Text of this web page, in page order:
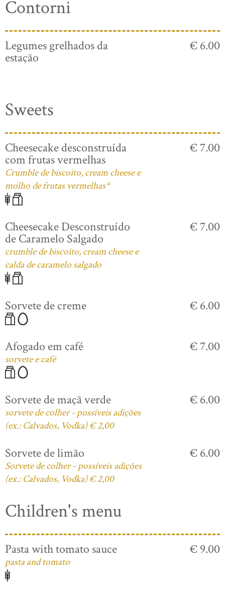
Contorni
Legumes grelhados da
estação
€ 6.00
Sweets
Cheesecake desconstruída
com frutas vermelhas
Crumble de biscoito, cream cheese e
molho de frutas vermelhas*
€ 7.00
Cheesecake Desconstruído
de Caramelo Salgado
crumble de biscoito, cream cheese e
calda de caramelo salgado
€ 7.00
Sorvete de creme € 6.00
Afogado em café
sorvete e café
€ 7.00
Sorvete de maçã verde
sorvete de colher - possíveis adições
(ex.: Calvados, Vodka) € 2,00
€ 6.00
Sorvete de limão
Sorvete de colher - possíveis adições
(ex.: Calvados, Vodka) € 2,00
€ 6.00
Children's menu
Pasta with tomato sauce
pasta and tomato
€ 9.00